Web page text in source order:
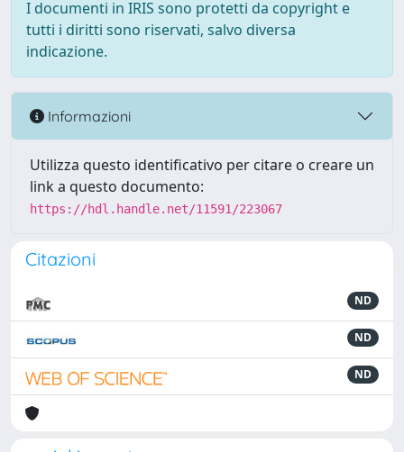
I documenti in IRIS sono protetti da copyright e
tutti i diritti sono riservati, salvo diversa
indicazione.
Informazioni
Utilizza questo identificativo per citare o creare un
link a questo documento:
https://hdl.handle.net/11591/223067
Citazioni
ND
ND
ND